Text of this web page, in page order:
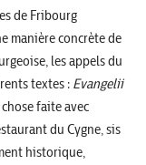
de Fribourg
manière concrète de
les appels du
textes : Evangelii
chose faite avec
du Cygne, sis
historique,